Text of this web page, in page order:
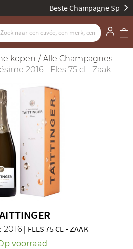
Specialist door Gault & Millau
kopen
Alle Champagnes
2016 - Fles 75 cl - Zaak
2016| FLES 75 CL -ZAAK
voorraad